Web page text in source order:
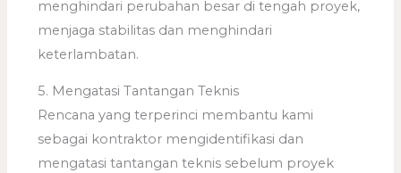
menghindari perubahan besar di tengah proyek,
menjaga stabilitas dan menghindari
keterlambatan.
5. Mengatasi Tantangan Teknis
Rencana yang terperinci membantu kami
sebagai kontraktor mengidentifikasi dan
mengatasi tantangan teknis sebelum proyek